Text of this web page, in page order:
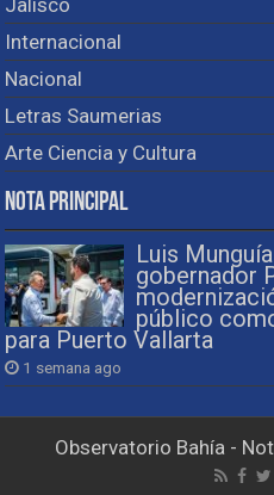
Jalisco
Internacional
Nacional
Letras Saumerias
Arte Ciencia y Cultura
Nota Principal
Luis
gobernador
público
para Puerto Vallarta
1 semana ago
Observatorio Bahía -